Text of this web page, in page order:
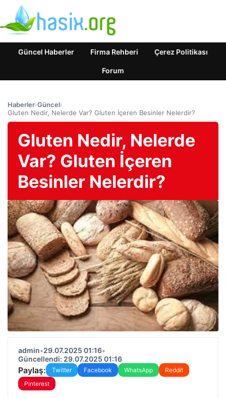
Güncel Haberler Firma Rehberi Çerez Politikası
Forum
Haberler›Güncel›
Gluten Nedir, Nelerde Var? Gluten İçeren Besinler Nelerdir?
Gluten Nedir, Nelerde
Var? Gluten İçeren
Besinler Nelerdir?
admin•29.07.2025 01:16•
Güncellendi: 29.07.2025 01:16
Paylaş: Twitter Facebook WhatsApp
Reddit
Pinterest